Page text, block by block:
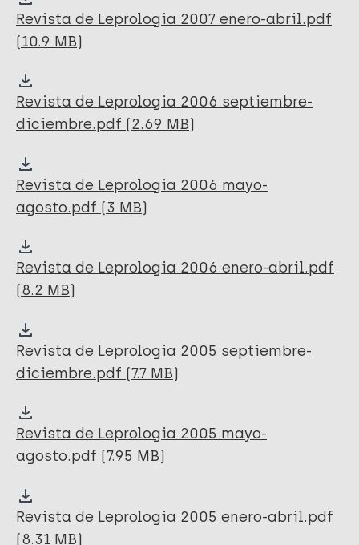
Revista de Leprologia 2007 enero-abril.pdf
(10.9 MB)
Revista de Leprologia 2006 septiembre-
diciembre.pdf (2.69 MB)
Revista de Leprologia 2006 mayo-
agosto.pdf (3 MB)
Revista de Leprologia 2006 enero-abril.pdf
(8.2 MB)
Revista de Leprologia 2005 septiembre-
diciembre.pdf (7.7 MB)
Revista de Leprologia 2005 mayo-
agosto.pdf (7.95 MB)
Revista de Leprologia 2005 enero-abril.pdf
(8.31 MB)